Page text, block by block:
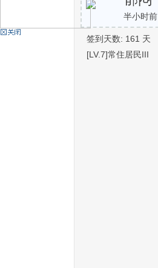
机
半小时前
签到天数: 161 天
[LV.7]常住居民III